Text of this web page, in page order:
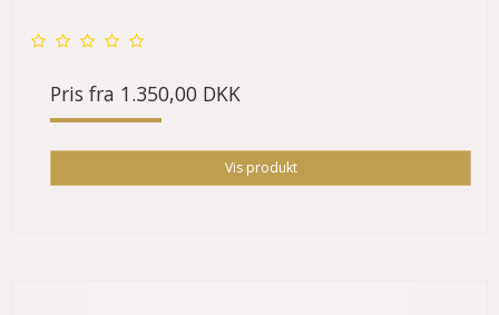
Pris fra 1.350,00 DKK
Vis produkt